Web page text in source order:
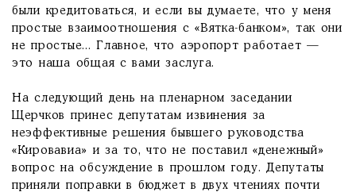
были кредитоваться, и если вы думаете, что у меня
простые взаимоотношения с «Вятка-банком», так они
не простые... Главное, что аэропорт работает —
это наша общая с вами заслуга.
На следующий день на пленарном заседании
Щерчков принес депутатам извинения за
неэффективные решения бывшего руководства
«Кировавиа» и за то, что не поставил «денежный»
вопрос на обсуждение в прошлом году. Депутаты
приняли поправки в бюджет в двух чтениях почти